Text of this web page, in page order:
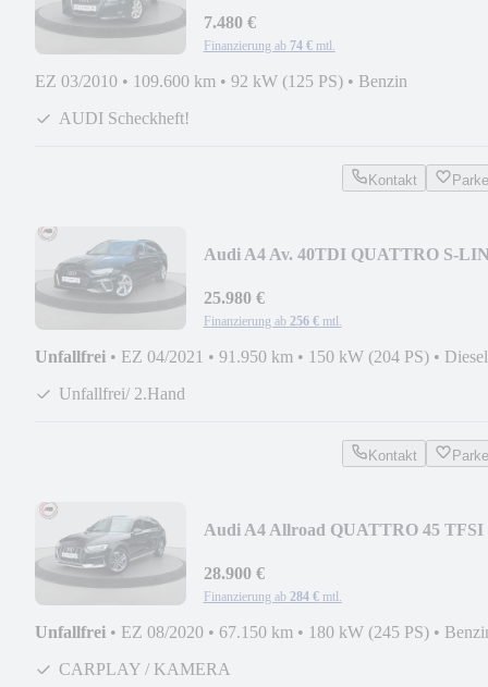
7.480 €
Finanzierung ab 74 € mtl.
EZ 03/2010 • 109.600 km • 92 kW (125 PS) • Benzin
AUDI Scheckheft!
Kontakt
Audi A4 Av. 40TDI QUATTRO S-
25.980 €
Finanzierung ab 256 € mtl.
Unfallfrei • EZ 04/2021 • 91.950 km • 150 kW (204 PS) • Diesel
Unfallfrei/ 2.Hand
Kontakt
Audi A4 Allroad QUATTRO 45 TFSI
28.900 €
Finanzierung ab 284 € mtl.
Unfallfrei • EZ 08/2020 • 67.150 km • 180 kW (245 PS) •
CARPLAY / KAMERA